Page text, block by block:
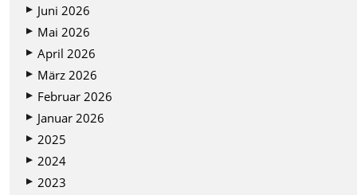
Juni 2026
Mai 2026
April 2026
März 2026
Februar 2026
Januar 2026
2025
2024
2023